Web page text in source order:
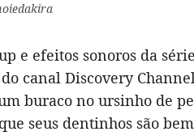
e efeitos sonoros da
canal Discovery
buraco no ursinho de
seus dentinhos são